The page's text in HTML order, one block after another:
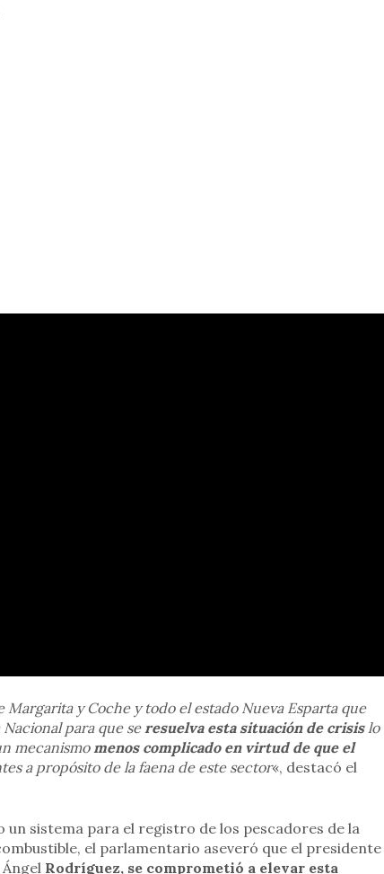
Margarita y Coche y todo el estado Nueva Esparta que
Nacional para que seresuelva esta situación de crisislo
mecanismomenos complicado en virtud de que el
a propósito de la faena de este sector«, destacó el
sistema para el registro de los pescadores de la
el parlamentario aseveró que el presidente
Rodríguez, se comprometió a elevar esta